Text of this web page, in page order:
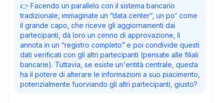
👉 Facendo un parallelo con il sistema bancario
tradizionale, immaginate un “data center”, un po' come
il grande capo, che riceve gli aggiornamenti dai
partecipanti, dà loro un cenno di approvazione, li
annota in un “registro completo” e poi condivide questi
dati verificati con gli altri partecipanti (pensate alle filiali
bancarie). Tuttavia, se esiste un'entità centrale, questa
ha il potere di alterare le informazioni a suo piacimento,
potenzialmente fuorviando gli altri partecipanti, giusto?